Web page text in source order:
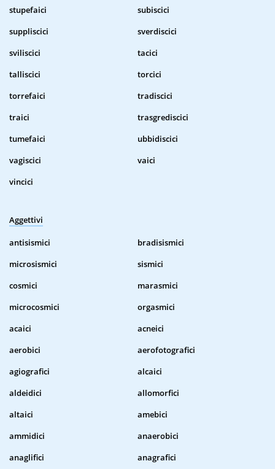
stupefaici
subiscici
suppliscici
sverdiscici
sviliscici
tacici
talliscici
torcici
torrefaici
tradiscici
traici
trasgrediscici
tumefaici
ubbidiscici
vagiscici
vaici
vincici
Aggettivi
antisismici
bradisismici
microsismici
sismici
cosmici
marasmici
microcosmici
orgasmici
acaici
acneici
aerobici
aerofotografici
agiografici
alcaici
aldeidici
allomorfici
altaici
amebici
ammidici
anaerobici
anaglifici
anagrafici